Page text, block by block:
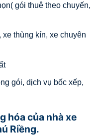
gói thuê theo chuyến,
thùng kín, xe chuyên
gói, dịch vụ bốc xếp,
hóa của nhà xe
Riềng.